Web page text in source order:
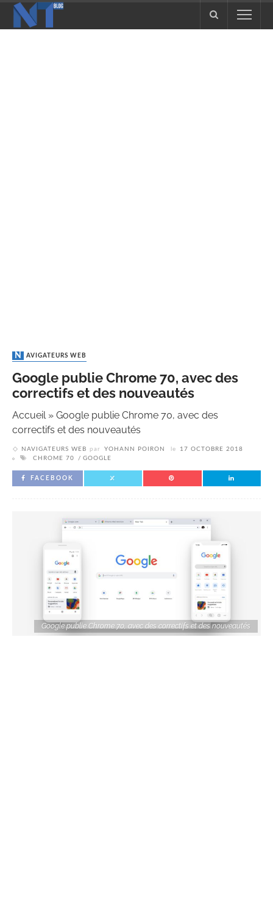
NAVIGATEURS WEB
Google publie Chrome 70, avec des
correctifs et des nouveautés
Accueil» Google publie Chrome 70, avec des
correctifs et des nouveautés
NAVIGATEURS WEB par YOHANN POIRON le
17 OCTOBRE 2018
CHROME 70
GOOGLE
FACEBOOK
Google publie Chrome 70, avec des correctifs et des nouveautés